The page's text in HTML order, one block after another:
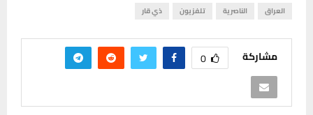
العراق الناصرية تلفزيون ذي قار
مشاركة 0